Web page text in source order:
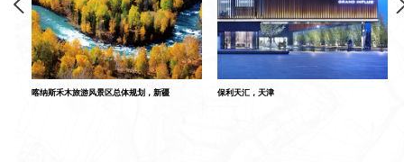
喀纳斯禾木旅游风景区总体规划，新疆 保利天汇，天津